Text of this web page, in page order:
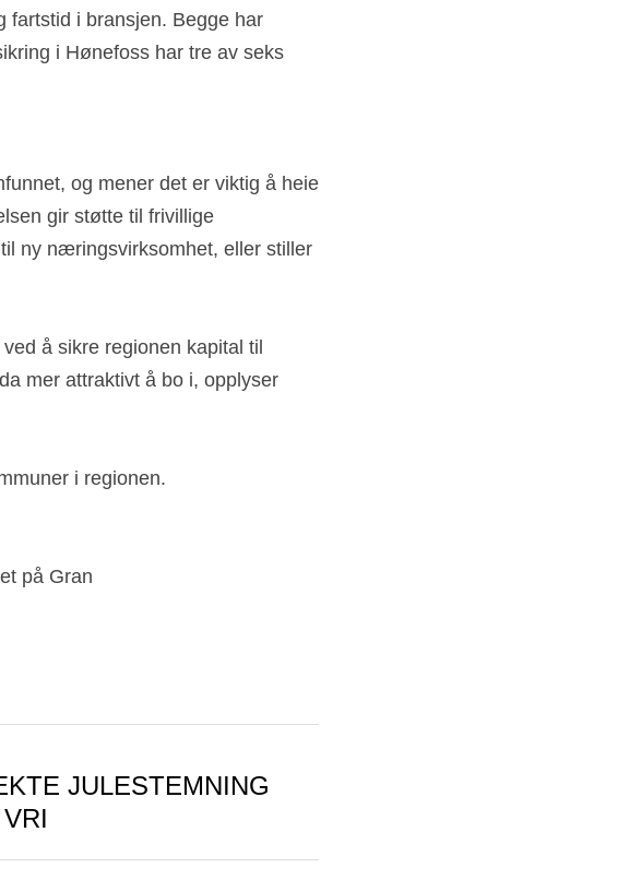
i bransjen. Begge har
i Hønefoss har tre av seks
og mener det er viktig å heie
gir støtte til frivillige
ny næringsvirksomhet, eller stiller
å sikre regionen kapital til
mer attraktivt å bo i, opplyser
i regionen.
på Gran
JULESTEMNING